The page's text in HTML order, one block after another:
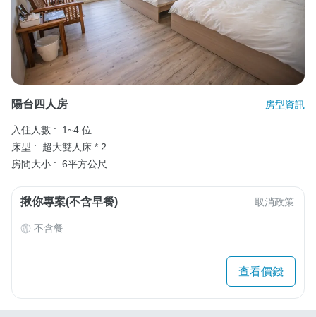
陽台四人房 房型資訊
入住人數 :
1~4 位
床型 :
超大雙人床 * 2
房間大小 : 6平方公尺
揪你專案(不含早餐) 取消政策
不含餐
查看價錢